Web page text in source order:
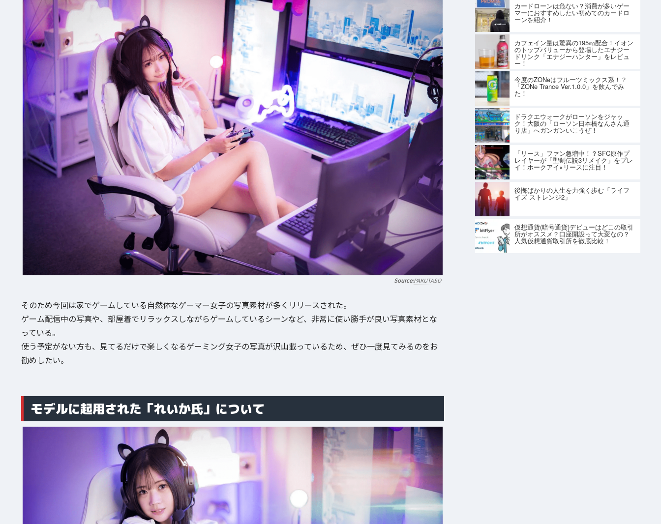
PAKUTASO
そのため今回は家でゲームしている自然体なゲーマー女子の写真素材が多くリリースされた。
ゲーム配信中の写真や、部屋着でリラックスしながらゲームしているシーンなど、非常に使い勝手が良い写真素材とな
っている。
使う予定がない方も、見てるだけで楽しくなるゲーミング女子の写真が沢山載っているため、ぜひ一度見てみるのをお
勧めしたい。
モデルに起用された「れいか氏」について
カードローンは危ない？消費が多いゲー
マーにおすすめしたい初めてのカードロ
ーンを紹介！
カフェイン量は驚異の195㎎配合！イオン
のトップバリューから登場したエナジー
ドリンク「エナジーハンター」をレビュ
ー！
今度のZONeはフルーツミックス系！？
「ZONe Trance Ver.1.0.0」を飲んでみ
た！
ドラクエウォークがローソンをジャッ
ク！大阪の「ローソン日本橋なんさん通
り店」へガンガンいこうぜ！
「リース」ファン急増中！？SFC原作プ
レイヤーが「聖剣伝説3リメイク」をプレ
イ！ホークアイ×リースに注目！
後悔ばかりの人生を力強く歩む「ライフ
イズ ストレンジ2」
仮想通貨(暗号通貨)デビューはどこの取引
所がオススメ？口座開設って大変なの？
人気仮想通貨取引所を徹底比較！